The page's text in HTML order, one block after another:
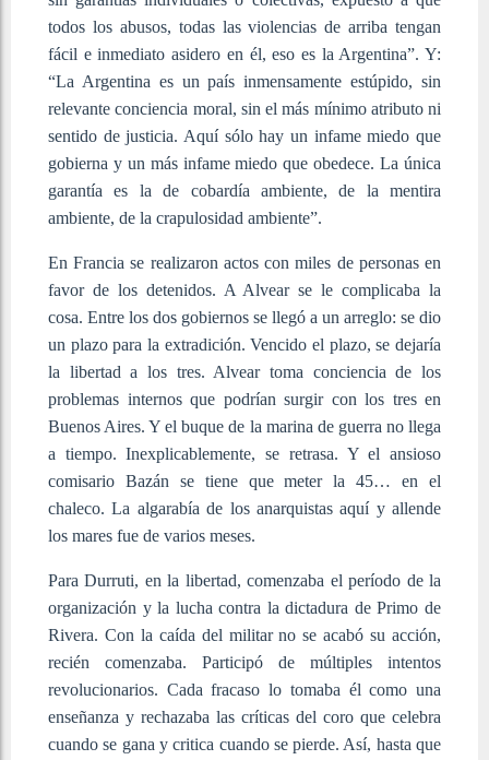
todos los abusos, todas las violencias de arriba tengan
fácil e inmediato asidero en él, eso es la Argentina”. Y:
“La Argentina es un país inmensamente estúpido, sin
relevante conciencia moral, sin el más mínimo atributo ni
sentido de justicia. Aquí sólo hay un infame miedo que
gobierna y un más infame miedo que obedece. La única
garantía es la de cobardía ambiente, de la mentira
ambiente, de la crapulosidad ambiente”.
En Francia se realizaron actos con miles de personas en
favor de los detenidos. A Alvear se le complicaba la
cosa. Entre los dos gobiernos se llegó a un arreglo: se dio
un plazo para la extradición. Vencido el plazo, se dejaría
la libertad a los tres. Alvear toma conciencia de los
problemas internos que podrían surgir con los tres en
Buenos Aires. Y el buque de la marina de guerra no llega
a tiempo. Inexplicablemente, se retrasa. Y el ansioso
comisario Bazán se tiene que meter la 45… en el
chaleco. La algarabía de los anarquistas aquí y allende
los mares fue de varios meses.
Para Durruti, en la libertad, comenzaba el período de la
organización y la lucha contra la dictadura de Primo de
Rivera. Con la caída del militar no se acabó su acción,
recién comenzaba. Participó de múltiples intentos
revolucionarios. Cada fracaso lo tomaba él como una
enseñanza y rechazaba las críticas del coro que celebra
cuando se gana y critica cuando se pierde. Así, hasta que